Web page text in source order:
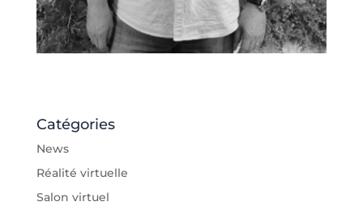
Catégories
News
Réalité virtuelle
Salon virtuel